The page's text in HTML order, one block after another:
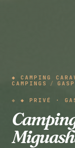
◆ CAMPING
CAMPINGS
/
◆ PRIVÉ ·